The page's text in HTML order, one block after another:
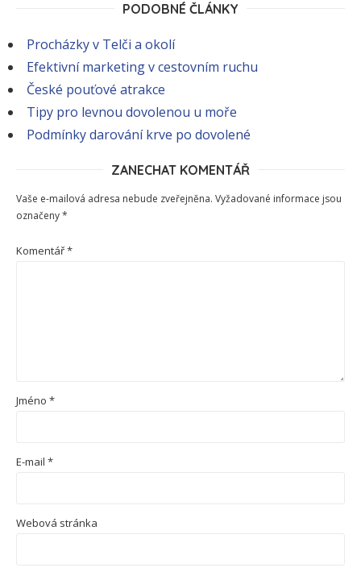
PODOBNÉ ČLÁNKY
Procházky v Telči a okolí
Efektivní marketing v cestovním ruchu
České pouťové atrakce
Tipy pro levnou dovolenou u moře
Podmínky darování krve po dovolené
ZANECHAT KOMENTÁŘ
Vaše e-mailová adresa nebude zveřejněna. Vyžadované informace jsou
označeny*
Komentář*
Jméno *
E-mail *
Webová stránka